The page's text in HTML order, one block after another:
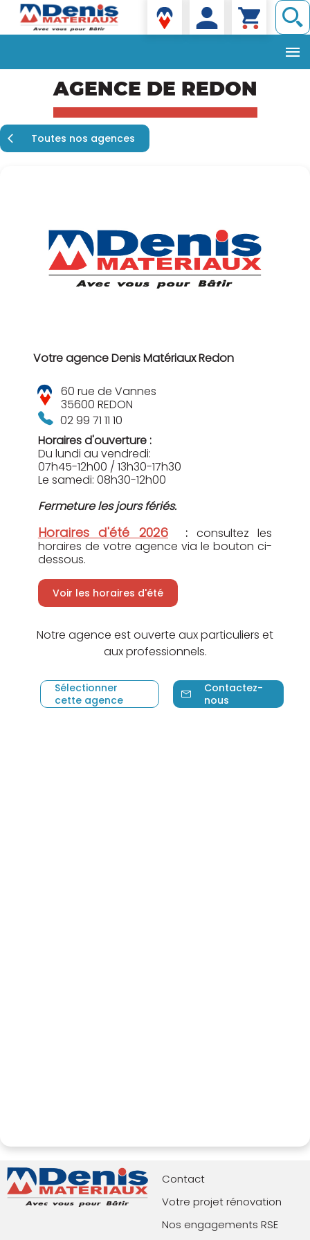
Denis matériaux
AGENCE DE REDON
Toutes nos agences
Votre agence Denis Matériaux Redon
60 rue de Vannes
35600 REDON
02 99 71 11 10
Horaires d'ouverture :
Du lundi au vendredi:
07h45-12h00 / 13h30-17h30
Le samedi: 08h30-12h00
Fermeture les jours fériés.
Horaires d'été 2026: consultez les
horaires de votre agence via le bouton ci-
dessous.
Voir les horaires d'été
Notre agence est ouverte aux particuliers et
aux professionnels.
Sélectionner
cette agence
Contactez-
nous
Contact
Votre projet rénovation
Nos engagements RSE